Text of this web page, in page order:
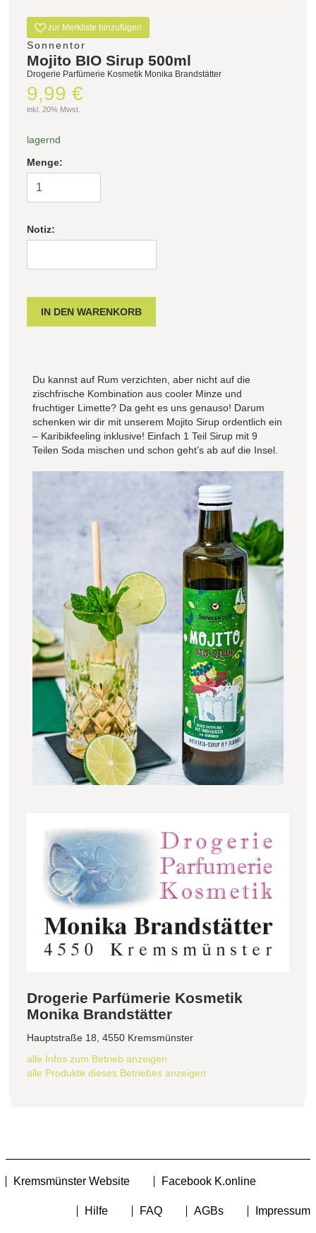
zur Merkliste hinzufügen
Sonnentor
Mojito BIO Sirup 500ml
Drogerie Parfümerie Kosmetik Monika Brandstätter
9,99 €
inkl. 20% Mwst.
lagernd
Menge:
Notiz:
Du kannst auf Rum verzichten, aber nicht auf die
zischfrische Kombination aus cooler Minze und
fruchtiger Limette? Da geht es uns genauso! Darum
schenken wir dir mit unserem Mojito Sirup ordentlich ein
– Karibikfeeling inklusive! Einfach 1 Teil Sirup mit 9
Teilen Soda mischen und schon geht’s ab auf die Insel.
Drogerie Parfümerie Kosmetik
Monika Brandstätter
Hauptstraße 18, 4550 Kremsmünster
alle Infos zum Betrieb anzeigen
alle Produkte dieses Betriebes anzeigen
Kremsmünster Website Facebook K.online
Hilfe FAQ AGBs Impressum